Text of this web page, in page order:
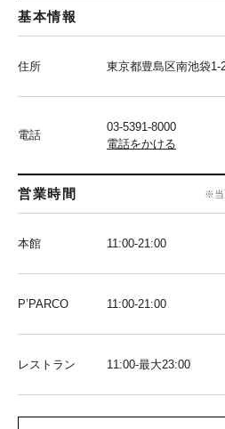
基本情報
住所 東京都豊島区南池袋1-
電話
03-5391-8000
電話をかける
営業時間 ※当
本館 11:00-21:00
P’PARCO 11:00-21:00
レストラン 11:00-最大23:00